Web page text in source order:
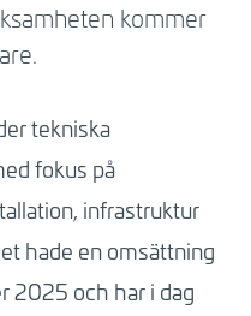
kommer
tekniska
fokus på
infrastruktur
hade en omsättning
2025 och har i dag